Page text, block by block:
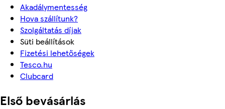
Akadálymentesség
Hova szállítunk?
Szolgáltatás díjak
Süti beállítások
Fizetési lehetőségek
Tesco.hu
Clubcard
Első bevásárlás